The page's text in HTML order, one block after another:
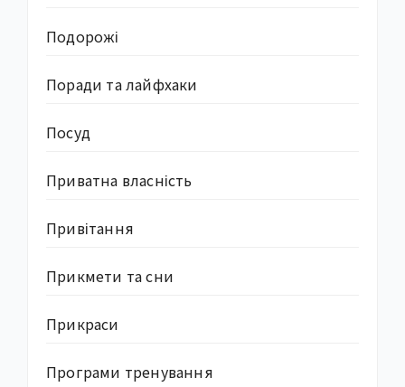
Подорожі
Поради та лайфхаки
Посуд
Приватна власність
Привітання
Прикмети та сни
Прикраси
Програми тренування